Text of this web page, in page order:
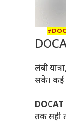
लंबी
सके। कई
तक सही